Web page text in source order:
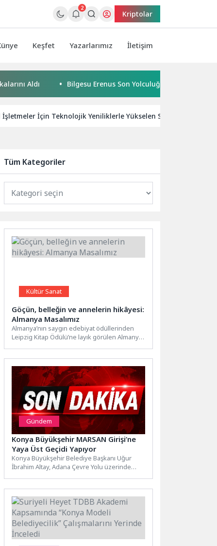
2
Kriptolar
Keşfet Yazarlarımız İletişim
Bilgesu Erenus Son Yolculuğuna Uğurlandı
İşletmeler İçin Teknolojik Yeniliklerle Yükselen SEO Stratejileri
Tüm Kategoriler
Kültür Sanat
Göçün, belleğin ve annelerin hikâyesi:
Almanya Masalımız
Almanya’nın saygın edebiyat ödüllerinden
Leipzig Kitap Ödülü’ne layık görülen Almanya
Gündem
Konya Büyükşehir MARSAN Girişi’ne
Yaya Üst Geçidi Yapıyor
Konya Büyükşehir Belediye Başkanı Uğur
İbrahim Altay, Adana Çevre Yolu üzerinde